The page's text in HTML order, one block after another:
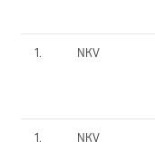
1. NKV
1. NKV